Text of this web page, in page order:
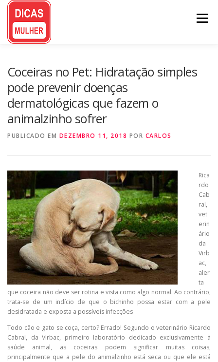
Pular
conteúdo
Menu
Coceiras no Pet: Hidratação simples
pode prevenir doenças
dermatológicas que fazem o
animalzinho sofrer
PUBLICADO EM DEZEMBRO 11, 2018 POR CARLOS
Rica
rdo
Cab
ral,
vet
erin
ário
da
Virb
ac,
aler
ta
que coceira não deve ser rotina e vista como algo normal. Ao contrário,
trata-se de um indício de que o bichinho possa estar com a pele
desidratada e exposta a possíveis infecções
Todo cão e gato se coça, certo? Errado! Segundo o veterinário Ricardo
Cabral, da Virbac, primeiro laboratório dedicado exclusivamente à
saúde animal, as coceiras podem significar muitas coisas,
principalmente que a pele do animalzinho está seca ou que ele está